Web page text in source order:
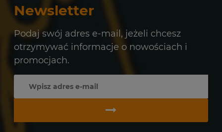
Newsletter
Podaj swój adres e-mail, jeżeli chcesz
otrzymywać informacje o nowościach i
promocjach.